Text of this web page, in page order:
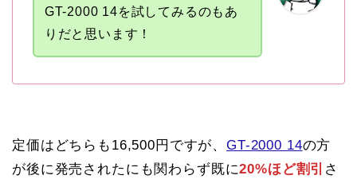
GT-2000 14を試してみるのもあ
りだと思います！
定価はどちらも16,500円ですが、GT-2000 14の方
が後に発売されたにも関わらず既に20%ほど割引 さ